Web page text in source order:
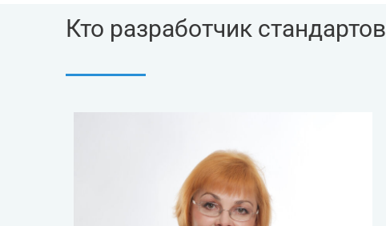
Кто разработчик стандартов